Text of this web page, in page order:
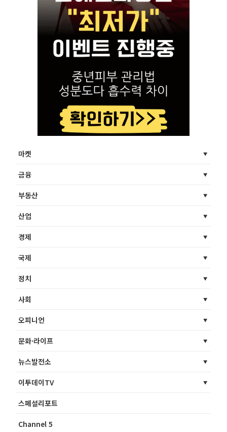
마켓
금융
부동산
산업
경제
국제
정치
사회
오피니언
문화·라이프
뉴스발전소
이투데이TV
스페셜리포트
Channel 5